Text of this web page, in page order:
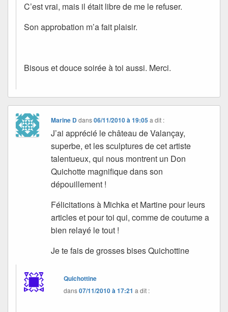
C’est vrai, mais il était libre de me le refuser.
Son approbation m’a fait plaisir.
Bisous et douce soirée à toi aussi. Merci.
Marine Ddans06/11/2010 à 19:05 a dit :
J’ai apprécié le château de Valançay,
superbe, et les sculptures de cet artiste
talentueux, qui nous montrent un Don
Quichotte magnifique dans son
dépouillement !
Félicitations à Michka et Martine pour leurs
articles et pour toi qui, comme de coutume a
bien relayé le tout !
Je te fais de grosses bises Quichottine
Quichottine
dans07/11/2010 à 17:21 a dit :